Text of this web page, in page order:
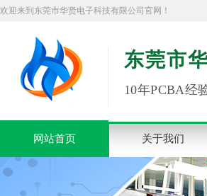
欢迎来到东莞市华贤电子科技有限公司官网！
东莞市
10年PCBA经
网站首页 关于我们